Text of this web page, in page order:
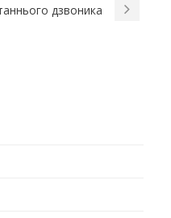
дзвоника